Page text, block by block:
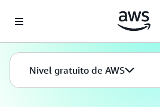
Nivel gratuito de AWS